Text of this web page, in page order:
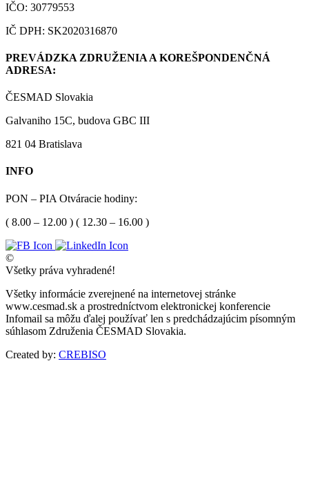
IČO: 30779553
IČ DPH: SK2020316870
PREVÁDZKA ZDRUŽENIA A KOREŠPONDENČNÁ
ADRESA:
ČESMAD Slovakia
Galvaniho 15C, budova GBC III
821 04 Bratislava
INFO
PON – PIA Otváracie hodiny:
( 8.00 – 12.00 ) ( 12.30 – 16.00 )
©
Všetky práva vyhradené!
Všetky informácie zverejnené na internetovej stránke
www.cesmad.sk a prostredníctvom elektronickej konferencie
Infomail sa môžu ďalej používať len s predchádzajúcim písomným
súhlasom Združenia ČESMAD Slovakia.
Created by: CREBISO